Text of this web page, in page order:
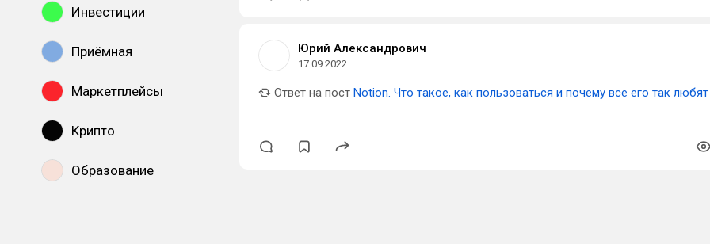
Инвестиции
Приёмная
Маркетплейсы
Крипто
Образование
Юрий Александрович
17.09.2022
Ответ на пост Notion. Что такое, как пользоваться и почему все его так любят